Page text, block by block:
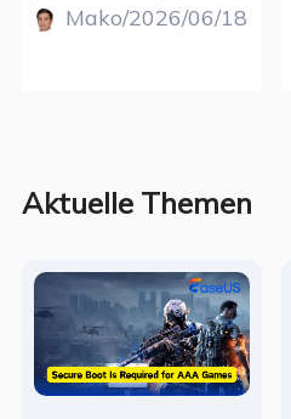
Mako/2026/06/18
Aktuelle Themen